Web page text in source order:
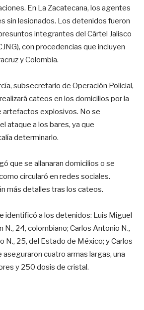
En La Zacatecana, los agentes
sin lesionados. Los detenidos fueron
integrantes del Cártel Jalisco
con procedencias que incluyen
y Colombia.
subsecretario de Operación Policial,
cateos en los domicilios por la
artefactos explosivos. No se
ataque a los bares, ya que
determinarlo.
que se allanaran domicilios o se
circularó en redes sociales.
más detalles tras los cateos.
identificó a los detenidos: Luis Miguel
N., 24, colombiano; Carlos Antonio N.,
N., 25, del Estado de México; y Carlos
aseguraron cuatro armas largas, una
y 250 dosis de cristal.